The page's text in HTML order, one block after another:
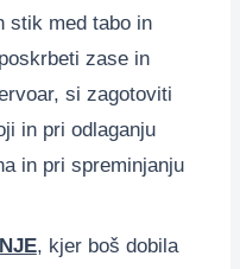
stik med tabo in
zase in
si zagotoviti
in pri odlaganju
in pri spreminjanju
, kjer boš dobila